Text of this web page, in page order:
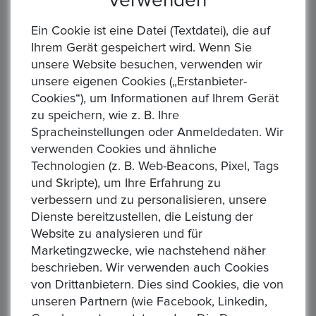
DEUTSCHES KAISERREICH. PREUSSEN, Wilhelm I.,
1871-1888. 10 Mark 1873 A. 3,58 gr. Feingold
Aktuelles Gebot :1,00 €
Alle Gebote:1
M*****n
Zeit: :2 days 10:11:21
DEUTSCHES KAISERREICH. Preussen, Wilhelm I. Kaiser 1871-
1888 10 Mark 1873 A - Münzstätte Berlin Gewicht: 3,99g
Material: 900/1.000 Gold Feingewicht: 3,58g Erhaltung:
präge...
Ein Cookie ist eine Datei (Textdatei), die auf
Ihrem Gerät gespeichert wird. Wenn Sie
unsere Website besuchen, verwenden wir
unsere eigenen Cookies („Erstanbieter-
Cookies“), um Informationen auf Ihrem Gerät
zu speichern, wie z. B. Ihre
Spracheinstellungen oder Anmeldedaten. Wir
verwenden Cookies und ähnliche
Technologien (z. B. Web-Beacons, Pixel, Tags
und Skripte), um Ihre Erfahrung zu
verbessern und zu personalisieren, unsere
Dienste bereitzustellen, die Leistung der
Website zu analysieren und für
Marketingzwecke, wie nachstehend näher
beschrieben. Wir verwenden auch Cookies
von Drittanbietern. Dies sind Cookies, die von
unseren Partnern (wie Facebook, Linkedin,